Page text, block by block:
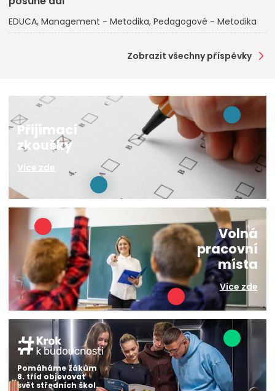
EDUCA Management - Metodika Pedagogové - Metodika
Zobrazit všechny příspěvky
Přijímací
zkoušky
Více zde
Volná
pracovní
místa
Více zde
Pomáháme žákům
8. tříd objevovat
svět středních škol.